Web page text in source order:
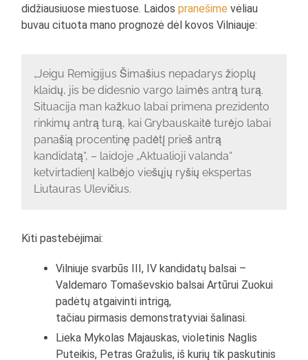
didžiausiuose miestuose. Laidospranešime vėliau
buvau cituota mano prognozė dėl kovos Vilniauje:
„Jeigu Remigijus Šimašius nepadarys žioplų
klaidų, jis be didesnio vargo laimės antrą turą.
Situacija man kažkuo labai primena prezidento
rinkimų antrą turą, kai Grybauskaitė turėjo labai
panašią procentinę padėtį prieš antrą
kandidatą“, – laidoje „Aktualioji valanda“
ketvirtadienį kalbėjo viešųjų ryšių ekspertas
Liutauras Ulevičius.
Kiti pastebėjimai:
Vilniuje svarbūs III, IV kandidatų balsai –
Valdemaro Tomaševskio balsai Artūrui Zuokui
padėtų atgaivinti intrigą,
tačiau pirmasis demonstratyviai šalinasi.
Lieka Mykolas Majauskas, violetinis Naglis
Puteikis, Petras Gražulis, iš kurių tik paskutinis